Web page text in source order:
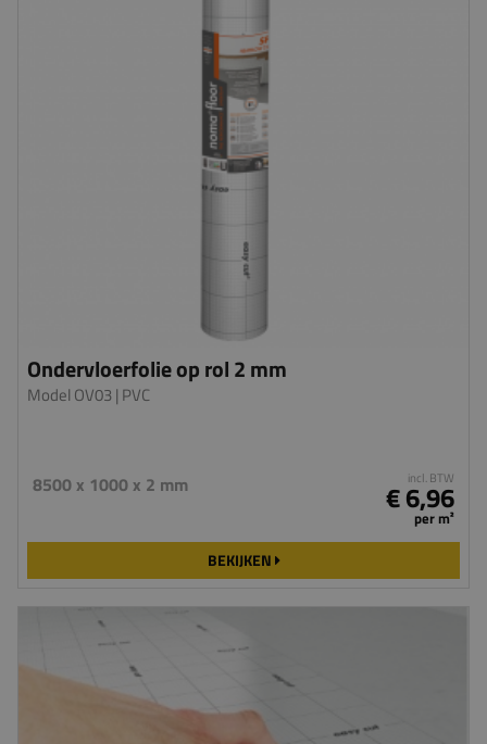
Ondervloerfolie op rol 2 mm
Model OV03 | PVC
8500 x 1000 x 2 mm incl. BTW
€ 6,96
per m²
BEKIJKEN